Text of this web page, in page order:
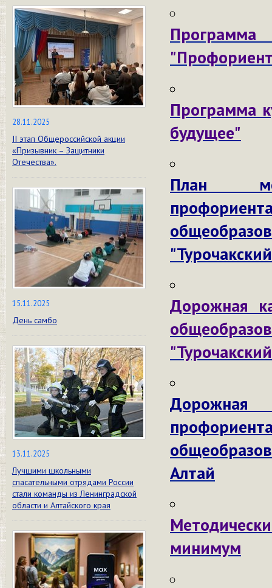
28.11.2025
II этап Общероссийской акции
«Призывник – Защитники
Отечества».
15.11.2025
День самбо
13.11.2025
Лучшими школьными
спасательными отрядами России
стали команды из Ленинградской
области и Алтайского края
Программа
будущее"
План
Дорожная
Алтай
минимум